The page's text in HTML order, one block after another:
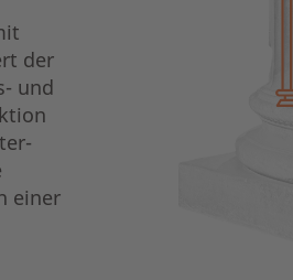
der
und
einer